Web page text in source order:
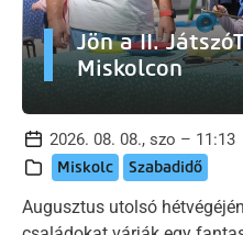
Jön a II.
Miskolcon
2026. 08. 08., szo – 11:13
Miskolc Szabadidő
Augusztus utolsó